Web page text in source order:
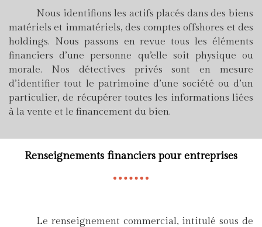
Nous identifions les actifs placés dans des biens
matériels et immatériels, des comptes offshores et des
holdings. Nous passons en revue tous les éléments
financiers d’une personne qu’elle soit physique ou
morale. Nos détectives privés sont en mesure
d’identifier tout le patrimoine d’une société ou d’un
particulier, de récupérer toutes les informations liées
à la vente et le financement du bien.
Renseignements financiers pour entreprises
Le renseignement commercial, intitulé sous de